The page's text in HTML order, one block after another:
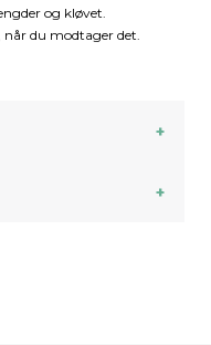
og kløvet.
du modtager det.